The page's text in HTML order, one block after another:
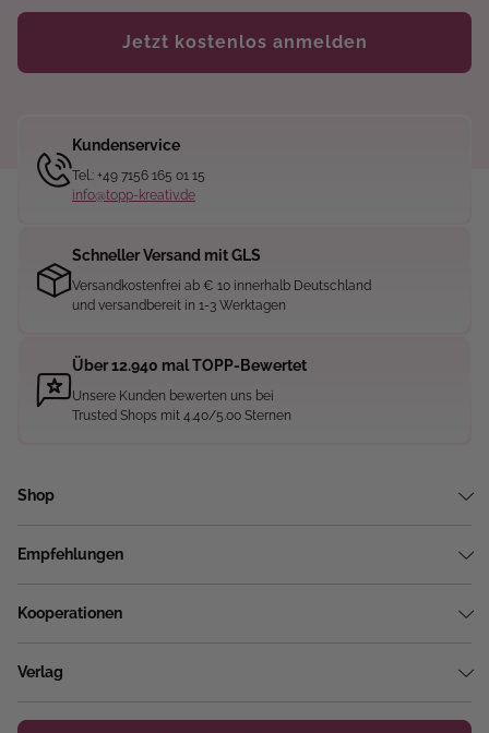
Jetzt kostenlos anmelden
Kundenservice
Tel.: +49 7156 165 01 15
info@topp-kreativ.de
Schneller Versand mit GLS
Versandkostenfrei ab € 10 innerhalb Deutschland
und versandbereit in 1-3 Werktagen
Über 12.940 mal TOPP-Bewertet
Unsere Kunden bewerten uns bei
Trusted Shops mit 4.40/5.00 Sternen
Shop
Empfehlungen
Kooperationen
Verlag